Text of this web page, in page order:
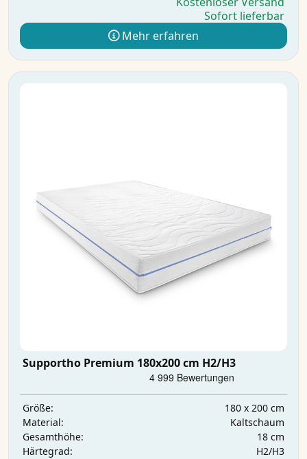
Sofort lieferbar
Mehr erfahren
Supportho Premium 180x200 cm H2/H3
Größe:
180 x 200 cm
Material:
Kaltschaum
Gesamthöhe:
18 cm
Härtegrad:
H2/H3